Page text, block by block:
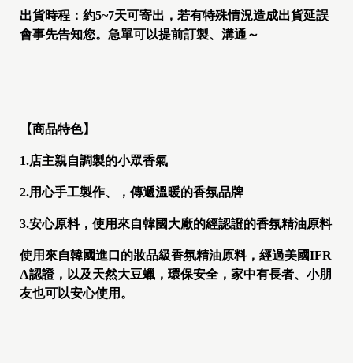
出貨時程：約5~7天可寄出，若有特殊情況造成出貨延誤
會事先告知您。急單可以提前訂製、溝通～
【商品特色】
1.店主親自調製的小眾香氣
2.用心手工製作、，傳遞溫暖的香氛品牌
3.安心原料，使用來自韓國大廠的經認證的香氛精油原料
使用來自韓國進口的妝品級香氛精油原料，經過美國IFR
A認證，以及天然大豆蠟，環保安全，家中有長者、小朋
友也可以安心使用。